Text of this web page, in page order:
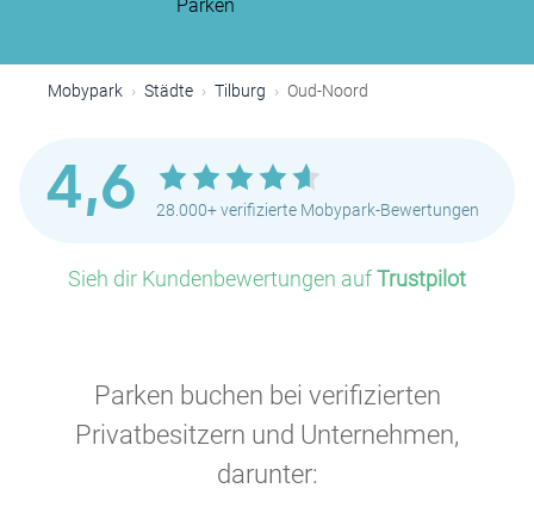
Parken
Mobypark Städte Tilburg Oud-Noord
4,6 28.000+ verifizierte Mobypark-Bewertungen
Sieh dir Kundenbewertungen aufTrustpilot
Parken buchen bei verifizierten
Privatbesitzern und Unternehmen,
darunter: